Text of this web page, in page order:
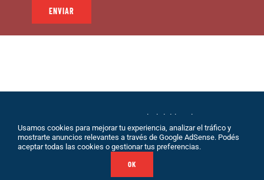
© 1999 – DECANO – La comunidad del hincha |
Desarrollo: Eolio |Políticas de Privacidad|Sobre
Nosotros|Terminos de Servicio|Contacto
Usamos cookies para mejorar tu experiencia, analizar el tráfico y
mostrarte anuncios relevantes a través de Google AdSense. Podés
aceptar todas las cookies o gestionar tus preferencias.
OK